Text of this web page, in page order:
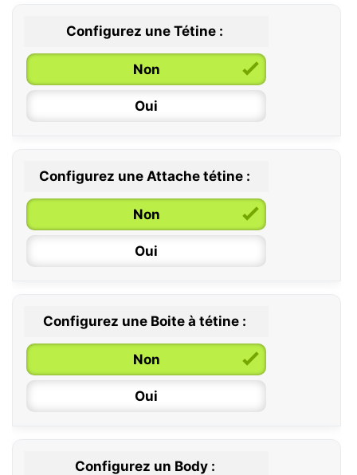
Configurez une Tétine :
Non
Oui
0 / 6 mois
6 / 36 mois
Configurez une Attache tétine :
Non
Oui
Configurez une Boite à tétine :
Non
Oui
Configurez un Body :